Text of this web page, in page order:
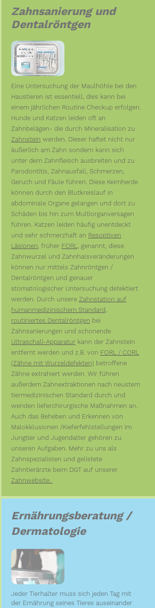
Zahnsanierung und
Dentalröntgen
Eine Untersuchung der Maulhöhle bei den
Haustieren ist essentiell, dies kann bei
einem jährlichen Routine Checkup erfolgen.
Hunde und Katzen leiden oft an
Zahnbelägen- die durch Mineralisation zu
Zahnstein werden. Dieser haftet nicht nur
äußerlich am Zahn sondern kann sich
unter dem Zahnfleisch ausbreiten und zu
Parodontitis, Zahnausfall, Schmerzen,
Geruch und Fäule führen. Diese Keimherde
können durch den Blutkreislauf in
abdominale Organe gelangen und dort zu
Schäden bis hin zum Multiorganversagen
führen. Katzen leiden häufig unentdeckt
und sehr schmerzhaft an Resoptiven
Läsionen, früher FORL, genannt, diese
Zahnwurzel und Zahnhalsveränderungen
können nur mittels Zahnröntgen /
Dentalröntgen und genauer
stomatologischer Untersuchung detektiert
werden. Durch unsere Zahnstation auf
humanmedizinischem Standard,
routiniertes Dentalröntgen bei
Zahnsanierungen und schonende
Ultraschall-Apparatur kann der Zahnstein
entfernt werden und z.B. von FORL / CORL
(Zähne mit Wurzeldefekten) betroffene
Zähne extrahiert werden. Wir führen
außerdem Zahnextraktionen nach neustem
tiermedizinischen Standard durch und
wenden lieferchirurgische Maßnahmen an.
Auch das Beheben und Erkennen von
Malokklusionen /Kieferfehlstellungen im
Jungtier und Jugendalter gehören zu
unseren Aufgaben. Mehr zu uns als
Zahnspezialisten und gelistete
Zahntierärzte beim DGT auf unserer
Zahnwebsite.
Ernährungsberatung /
Dermatologie
Jeder Tierhalter muss sich jeden Tag mit
der Ernährung seines Tieres auseinander